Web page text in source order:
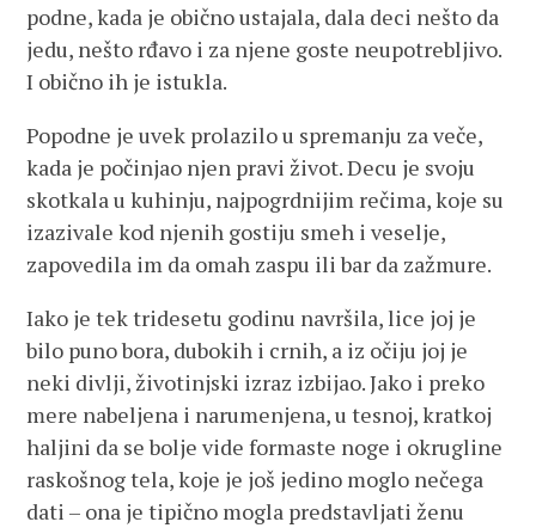
podne, kada je obično ustajala, dala deci nešto da
jedu, nešto rđavo i za njene goste neupotrebljivo.
I obično ih je istukla.
Popodne je uvek prolazilo u spremanju za veče,
kada je počinjao njen pravi život. Decu je svoju
skotkala u kuhinju, najpogrdnijim rečima, koje su
izazivale kod njenih gostiju smeh i veselje,
zapovedila im da omah zaspu ili bar da zažmure.
Iako je tek tridesetu godinu navršila, lice joj je
bilo puno bora, dubokih i crnih, a iz očiju joj je
neki divlji, životinjski izraz izbijao. Jako i preko
mere nabeljena i narumenjena, u tesnoj, kratkoj
haljini da se bolje vide formaste noge i okrugline
raskošnog tela, koje je još jedino moglo nečega
dati – ona je tipično mogla predstavljati ženu